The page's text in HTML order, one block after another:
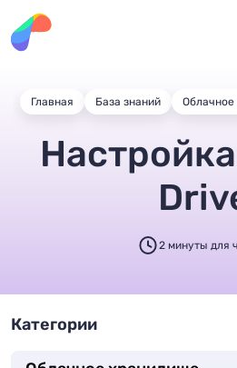
Главная База знаний
2 минуты для
Категории